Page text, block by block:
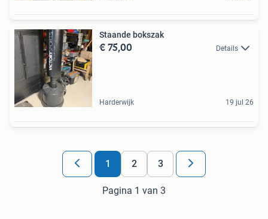
Staande bokszak
€ 75,00 Details
Harderwijk 19 jul 26
1 2 3
Pagina 1 van 3